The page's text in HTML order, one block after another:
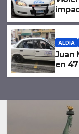
ALDÍA
Juan
en